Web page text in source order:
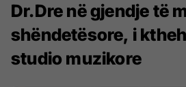
Dr.Dre në gjendje të
shëndetësore, i
studio muzikore